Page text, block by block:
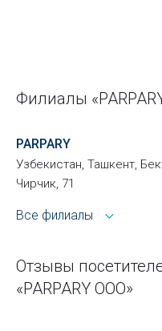
Филиалы
PARPARY
Узбекистан, Ташкент,
Чирчик, 71
Все филиалы
Отзывы
«PARPARY ООО»